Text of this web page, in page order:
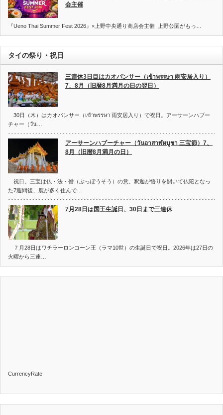
会主催
『Ueno Thai Summer Fest 2026』×上野中央通り商店会主催 上野公園がもっ…
タイの祭り・祝日
三連休3日目はカオパンサー（เข้าพรรษา 雨安居入り）
7、8月（旧暦8月満月の日の翌日）
30日（木）はカオパンサー（เข้าพรรษา 雨安居入り）で祝日。アーサーンハブー
チャー（วัน…
アーサーンハブーチャー（วันอาสาฬหบูชา 三宝節）7、
8月（旧暦8月満月の日）
祝日。三宝は仏・法・僧（ぶっぽうそう）の意。釈迦が悟りを開いて仏陀となっ
た7週間後、鹿が多く住んで…
7月28日は国王生誕日、30日まで三連休
７月28日はワチラーロンコーン王（ラマ10世）の生誕日で祝日。2026年は27日の
火曜から三連…
CurrencyRate